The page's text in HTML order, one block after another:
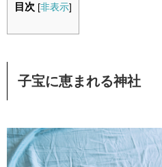
目次 [非表示]
子宝に恵まれる神社